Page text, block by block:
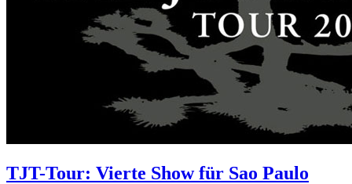
TJT-Tour: Vierte Show für Sao Paulo